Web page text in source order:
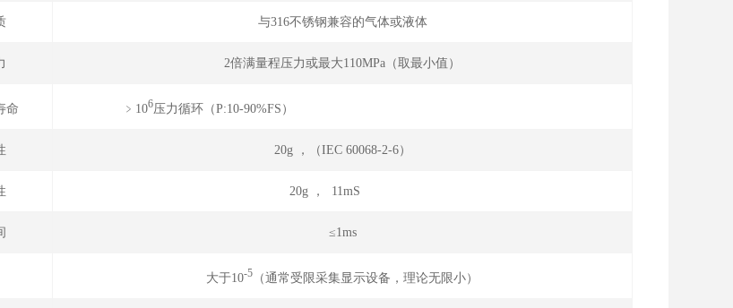
与316不锈钢兼容的气体或液体
2倍满量程压力或最大110MPa（取最小值）
命 ﹥106压力循环（P:10-90%FS）
20g ，（IEC 60068-2-6）
20g ， 11mS
≤1ms
大于10-5 （通常受限采集显示设备，理论无限小）